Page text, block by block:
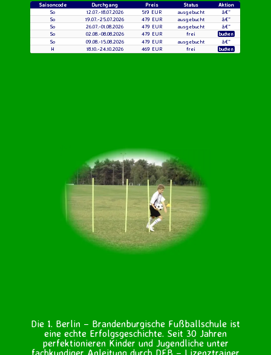
Die 1. Berlin – Brandenburgische Fußballschule ist
eine echte Erfolgsgeschichte. Seit 30 Jahren
perfektionieren Kinder und Jugendliche unter